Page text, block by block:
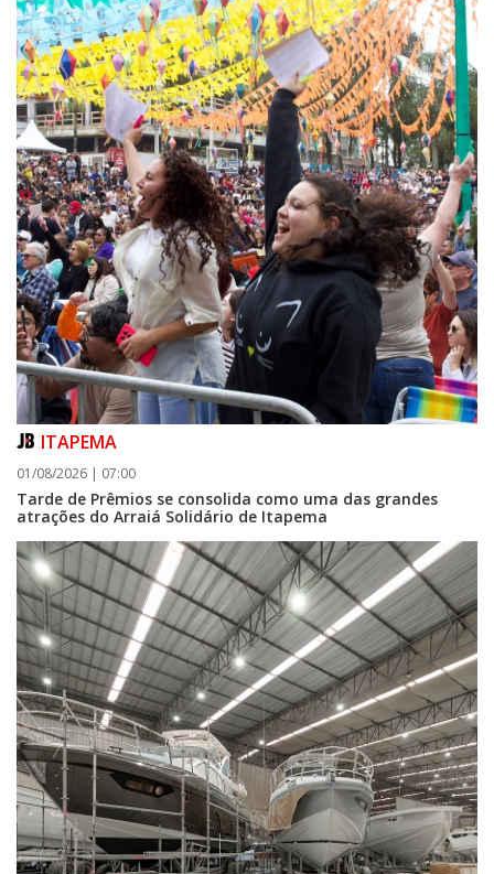
06/08/2026 | 07:00
Inscrições para a exploração da gastronomia do 14º Acampamento
Farroupilha estão abertas
CAMBORIÚ
06/08/2026 | 07:00
Camboriú: exposição de arte transforma o Paço Municipal em um espaço
de cultura
ITAPEMA
01/08/2026 | 07:00
Tarde de Prêmios se consolida como uma das grandes
atrações do Arraiá Solidário de Itapema